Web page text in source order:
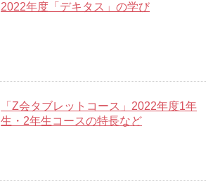
2022年度「デキタス」の学び
「Z会タブレットコース」2022年度1年
生・2年生コースの特長など